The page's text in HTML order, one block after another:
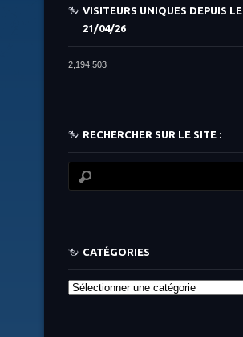
VISITEURS UNIQUES DEPUIS LE
21/04/26
2,194,503
RECHERCHER SUR LE SITE :
CATÉGORIES
Catégories